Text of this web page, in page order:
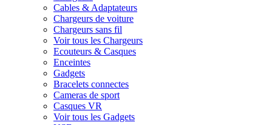
Cables & Adaptateurs
Chargeurs de voiture
Chargeurs sans fil
Voir tous les Chargeurs
Ecouteurs & Casques
Enceintes
Gadgets
Bracelets connectes
Cameras de sport
Casques VR
Voir tous les Gadgets